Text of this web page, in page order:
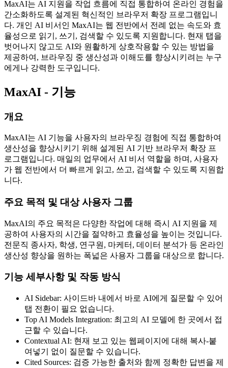
MaxAI는 AI 지원을 작업 흐름에 직접 통합하여 온라인 경험을
간소화하도록 설계된 혁신적인 브라우저 확장 프로그램입니
다. 개인 AI 비서인 MaxAI는 웹 전반에서 전례 없는 속도와 효
율성으로 읽기, 쓰기, 검색할 수 있도록 지원합니다. 현재 탭을
벗어나지 않고도 AI와 원활하게 상호작용할 수 있는 방법을
제공하여, 브라우징 중 생산성과 이해도를 향상시키려는 누구
에게나 강력한 도구입니다.
MaxAI - 기능
개요
MaxAI는 AI 기능을 사용자의 브라우징 경험에 직접 통합하여
생산성을 향상시키기 위해 설계된 AI 기반 브라우저 확장 프
로그램입니다. 매일의 업무에서 AI 비서 역할을 하며, 사용자
가 웹 전반에서 더 빠르게 읽고, 쓰고, 검색할 수 있도록 지원합
니다.
주요 목적 및 대상 사용자 그룹
MaxAI의 주요 목적은 다양한 작업에 대해 즉시 AI 지원을 제
공하여 사용자의 시간을 절약하고 효율성을 높이는 것입니다.
전문직 종사자, 학생, 연구원, 마케터, 데이터 분석가 등 온라인
생산성 향상을 원하는 폭넓은 사용자 그룹을 대상으로 합니다.
기능 세부사항 및 작동 방식
AI Sidebar: 사이드바 내에서 바로 AI에게 질문할 수 있어
탭 전환이 필요 없습니다.
Top AI Models Integration: 최고의 AI 모델에 한 곳에서 접
근할 수 있습니다.
Contextual AI: 현재 보고 있는 웹페이지에 대해 복사-붙
여넣기 없이 질문할 수 있습니다.
Cited Sources: 검증 가능한 출처와 함께 정확한 답변을 제